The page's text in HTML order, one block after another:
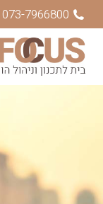
073-7966800